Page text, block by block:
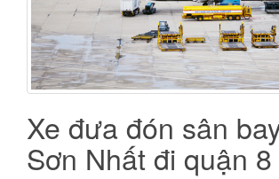
Xe đưa đón sân
Sơn Nhất đi quận 8